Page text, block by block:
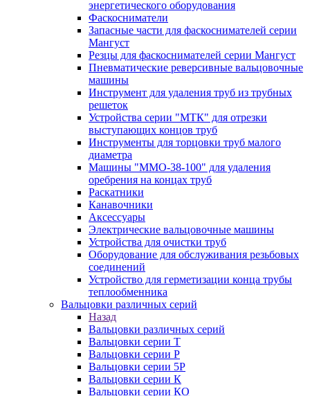
энергетического оборудования
Фаскосниматели
Запасные части для фаскоснимателей серии
Мангуст
Резцы для фаскоснимателей серии Мангуст
Пневматические реверсивные вальцовочные
машины
Инструмент для удаления труб из трубных
решеток
Устройства серии "МТК" для отрезки
выступающих концов труб
Инструменты для торцовки труб малого
диаметра
Машины "ММО-38-100" для удаления
оребрения на концах труб
Раскатники
Канавочники
Аксессуары
Электрические вальцовочные машины
Устройства для очистки труб
Оборудование для обслуживания резьбовых
соединений
Устройство для герметизации конца трубы
теплообменника
Вальцовки различных серий
Назад
Вальцовки различных серий
Вальцовки серии Т
Вальцовки серии Р
Вальцовки серии 5Р
Вальцовки серии К
Вальцовки серии КО